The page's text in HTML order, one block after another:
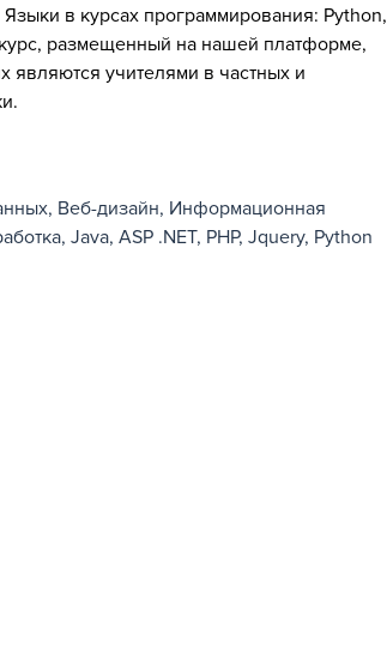
в курсах программирования: Python,
размещенный на нашей платформе,
учителями в частных и
Веб-дизайн Информационная
Java ASP .NET PHP Jquery Python